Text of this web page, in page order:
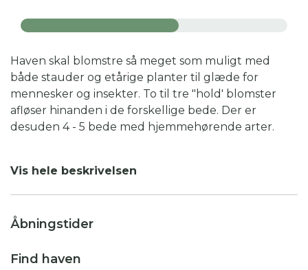
Haven skal blomstre så meget som muligt med
både stauder og etårige planter til glæde for
mennesker og insekter. To til tre "hold' blomster
afløser hinanden i de forskellige bede. Der er
desuden 4 - 5 bede med hjemmehørende arter.
Frø indsamles sæsonen igennem, og ca. 100
bibliotek for at sprede haveglæde og biodiversitet.
Der er 6 - 7 slags frugtbuske og en tomatvæg.
Vis hele beskrivelsen
Åbningstider
Find haven